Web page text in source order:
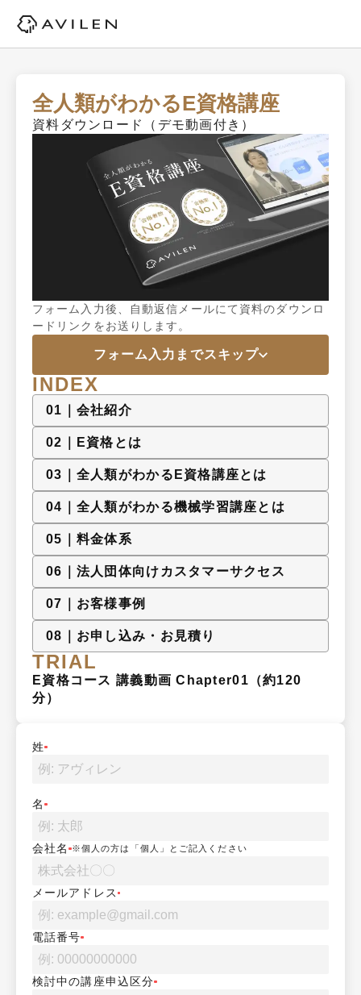
全人類がわかるE資格講座
資料ダウンロード（デモ動画付き）
フォーム入力後、自動返信メールにて資料のダウンロ
ードリンクをお送りします。
フォーム入力までスキップ
INDEX
01 会社紹介
02 E資格とは
03 全人類がわかるE資格講座とは
04 全人類がわかる機械学習講座とは
05 料金体系
06 法人団体向けカスタマーサクセス
07 お客様事例
08 お申し込み・お見積り
TRIAL
E資格コース 講義動画 Chapter01（約120
分）
姓
名
会社名 ※個人の方は「個人」とご記入ください
メールアドレス
電話番号
検討中の講座申込区分